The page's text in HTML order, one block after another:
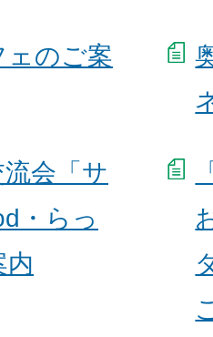
ェのご案
会「サ
・らっ
内